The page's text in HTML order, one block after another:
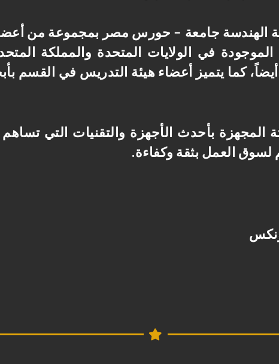
الهندسة جامعة – حورس مصر بمجموعة من أعضاء
في الولايات المتحدة والمملكة
، كما يتميز أعضاء هيئة التدريس في القسم
المجهزة بأحدث الأجهزة والتقنيات التي
لسوق العمل بثقة وكفاءة.